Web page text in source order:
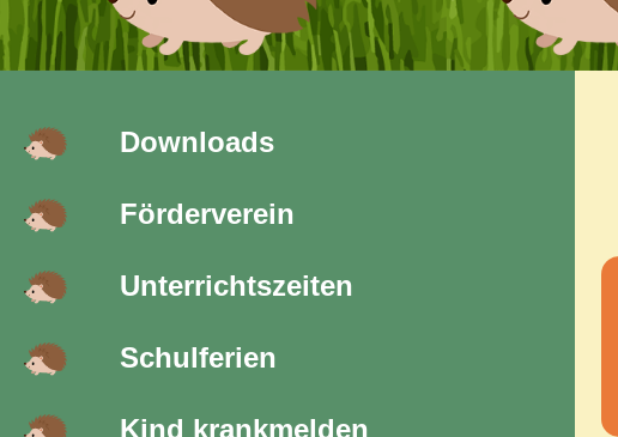
Downloads
Förderverein
Unterrichtszeiten
Schulferien
Kind krankmelden